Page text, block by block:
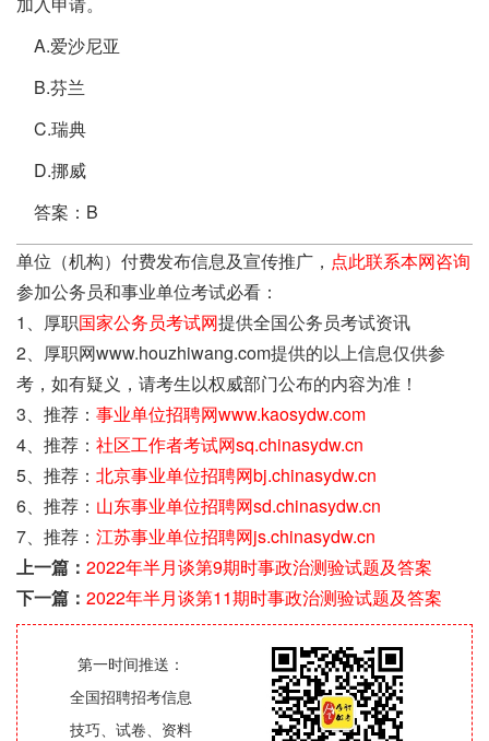
A.爱沙尼亚
B.芬兰
C.瑞典
D.挪威
答案：B
单位（机构）付费发布信息及宣传推广， 点此联系本网咨询
参加公务员和事业单位考试必看：
1、厚职国家公务员考试网提供全国公务员考试资讯
2、厚职网www.houzhiwang.com提供的以上信息仅供参
考，如有疑义，请考生以权威部门公布的内容为准！
3、推荐： 事业单位招聘网www.kaosydw.com
4、推荐： 社区工作者考试网sq.chinasydw.cn
5、推荐： 北京事业单位招聘网bj.chinasydw.cn
6、推荐： 山东事业单位招聘网sd.chinasydw.cn
7、推荐： 江苏事业单位招聘网js.chinasydw.cn
上一篇： 2022年半月谈第9期时事政治测验试题及答案
下一篇： 2022年半月谈第11期时事政治测验试题及答案
第一时间推送：
全国招聘招考信息
技巧、试卷、资料